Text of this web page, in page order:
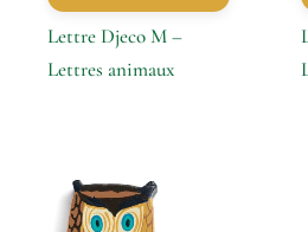
Lettre Djeco M –
Lettres animaux